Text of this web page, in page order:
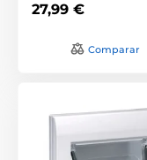
27,99 €
Comparar